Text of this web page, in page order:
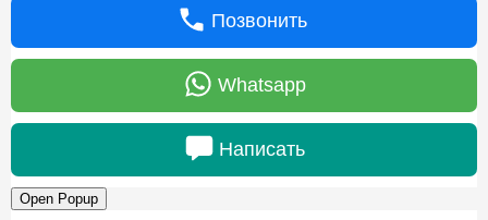
Позвонить
Whatsapp
Написать
Open Popup